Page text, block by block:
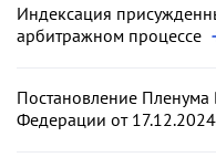
Индексация
арбитражном процессе
Постановление Пленума
Федерации от